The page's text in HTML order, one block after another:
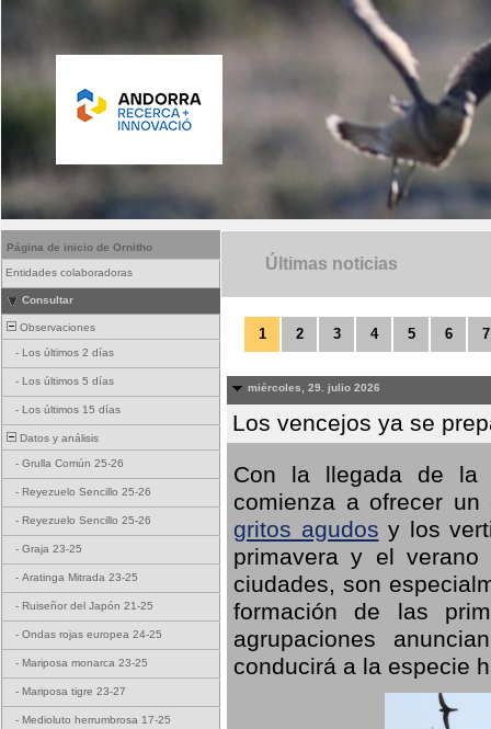
Página de inicio de Ornitho
Entidades colaboradoras
Consultar
Observaciones
- Los últimos 2 días
- Los últimos 5 días
- Los últimos 15 días
Datos y análisis
- Grulla Común 25-26
- Reyezuelo Sencillo 25-26
- Reyezuelo Sencillo 25-26
- Graja 23-25
- Aratinga Mitrada 23-25
- Ruiseñor del Japón 21-25
- Ondas rojas europea 24-25
- Mariposa monarca 23-25
- Mariposa tigre 23-27
- Medioluto herrumbrosa 17-25
Últimas noticias
1 2 3 4 5 6 7
miércoles, 29. julio 2026
Los vencejos ya se
Con la llegada de la
comienza a ofrecer un
gritos agudos y los
primavera y el
ciudades, son
formación de las
agrupaciones
conducirá a la especie